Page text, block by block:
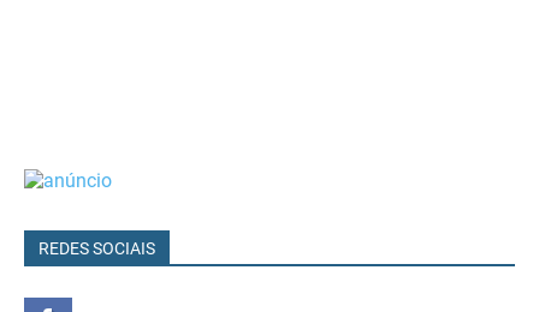
REDES SOCIAIS